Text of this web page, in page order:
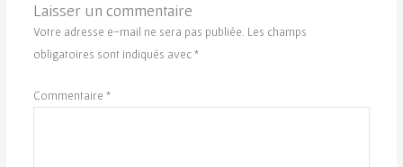
Laisser un commentaire
Votre adresse e-mail ne sera pas publiée. Les champs
obligatoires sont indiqués avec*
Commentaire *